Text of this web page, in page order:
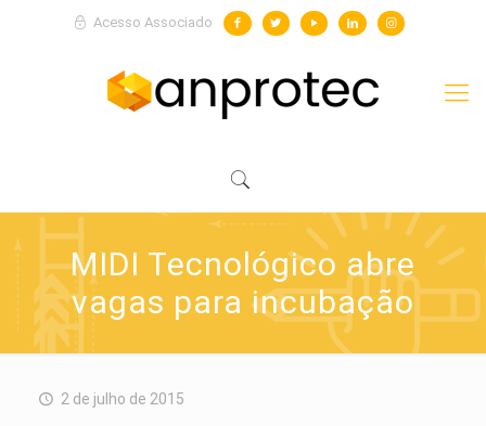
Acesso Associado
MIDI Tecnológico abre
vagas para incubação
2 de julho de 2015